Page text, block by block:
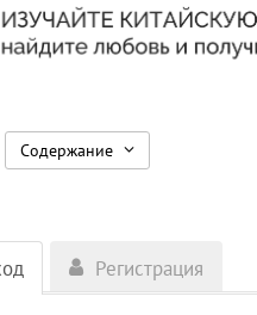
Содержание
Регистрация